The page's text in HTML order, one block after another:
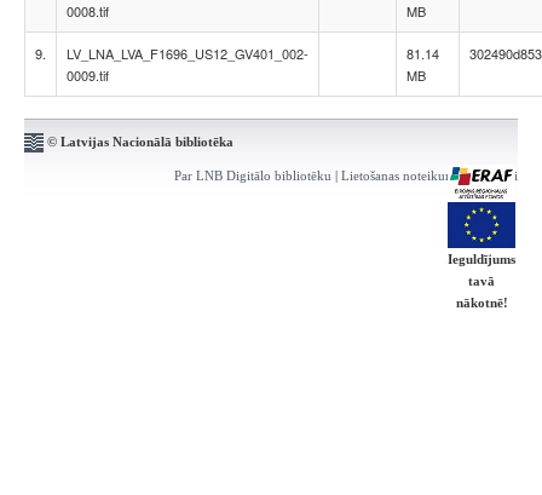
0008.tif
MB
9.
LV_LNA_LVA_F1696_US12_GV401_002-
0009.tif
81.14
MB
© Latvijas Nacionālā bibliotēka
Par LNB Digitālo bibliotēku | Lietošanas noteikumi | Kontakti
Ieguldījums
tavā
nākotnē!